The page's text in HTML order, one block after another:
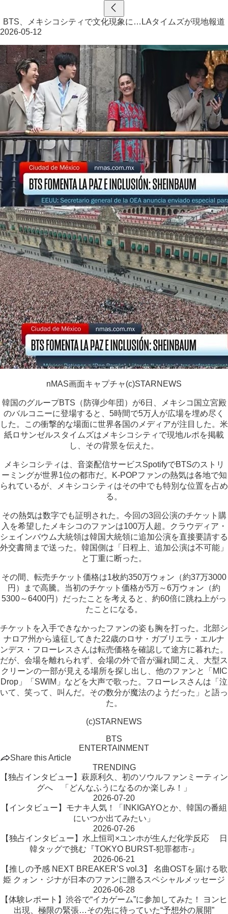
BTS、メキシコシティで文化現象に…LAタイムズが現地報道
2026-05-12
nMAS画面キャプチャ(c)STARNEWS
韓国のグループBTS（防弾少年団）が6日、メキシコ国立宮殿
のバルコニーに登場すると、5時間で5万人が広場を埋め尽く
した。この衝撃的な場面に世界各国のメディアが注目した。米
紙ロサンゼルスタイムズはメキシコシティで現地ルポを掲載
し、その背景を伝えた。
メキシコシティは、音楽配信サービスSpotifyでBTSのストリ
ーミングが世界1位の都市だ。K-POPファンの熱気は各地で知
られているが、メキシコシティはその中でも特別な位置を占め
る。
その熱気は数字でも証明された。今回の3回公演のチケット購
入を希望したメキシコのファンは100万人超。クラウディア・
シェインバウム大統領は韓国大統領に追加公演を直接要請する
外交書簡まで送った。韓国側は「日程上、追加公演は不可能」
と丁重に断った。
その間、転売チケット価格は1枚約350万ウォン（約37万3000
円）まで高騰。当初のチケット価格が5万～6万ウォン（約
5300～6400円）だったことを考えると、約60倍に跳ね上がっ
たことになる。
チケットを入手できなかったファンの姿も胸を打った。北部シ
ナロア州から遠征してきた22歳のロサ・ガブリエラ・エルナ
ンデス・フローレスさんは転売価格を確認して途方に暮れた。
だが、会場を離れられず、会場の外で音が漏れ聞こえ、大型ス
クリーンの一部が見える場所を探し出し、他のファンと「MIC
Drop」「SWIM」などを大声で歌った。フローレスさんは「泣
いて、笑って、叫んだ。その数分が魔法のようだった」と語っ
た。
(c)STARNEWS
BTS
ENTERTAINMENT
Share this Article
TRENDING
【独占インタビュー】萩原利久、初のソウルファンミーティン
グへ 「どんなふうになるのか楽しみ！」
2026-07-20
【インタビュー】モナキ人気！「INKIGAYOとか、韓国の番組
にいつか出てみたい」
2026-07-26
【独占インタビュー】水上恒司×ユンホが生んだ化学反応 日
韓タッグで挑む『TOKYO BURST-犯罪都市-』
2026-06-21
【推しの予感 NEXT BREAKER’S vol.3】 名曲OSTを届ける歌
姫 クォン・ジナが日本のファンに贈るスペシャルメッセージ
2026-06-28
【体験レポート】渋谷で“イカゲーム”に参加してみた！ ヨンヒ
出現、極限の緊張…その先に待っていた“予想外の展開”